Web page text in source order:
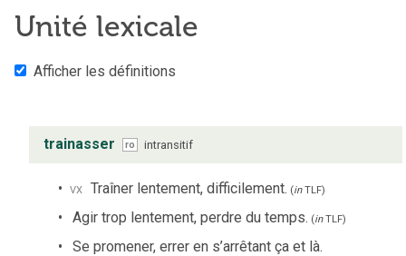
Unité lexicale
Afficher les définitions
trainasser ro intransitif
vx Traîner lentement, difficilement. (inTLF)
Agir trop lentement, perdre du temps. (inTLF)
Se promener, errer en s’arrêtant ça et là.